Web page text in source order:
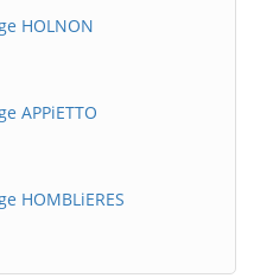
HOLNON
APPiETTO
HOMBLiERES